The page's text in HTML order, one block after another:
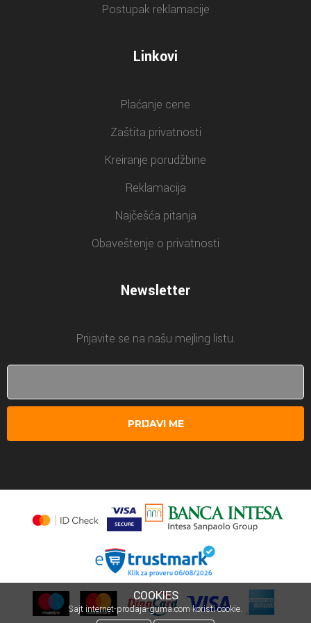
Postupak reklamacije
Linkovi
Plaćanje cene
Zaštita privatnosti
Kreiranje porudžbine
Reklamacija
Najčešća pitanja
Obaveštenje o privatnosti
Newsletter
Prijavite se na našu mejling listu.
PRIJAVI ME
COOKIES
Sajt internet-prodaja-guma.com koristi cookie.